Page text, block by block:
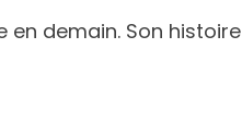
en demain. Son histoire